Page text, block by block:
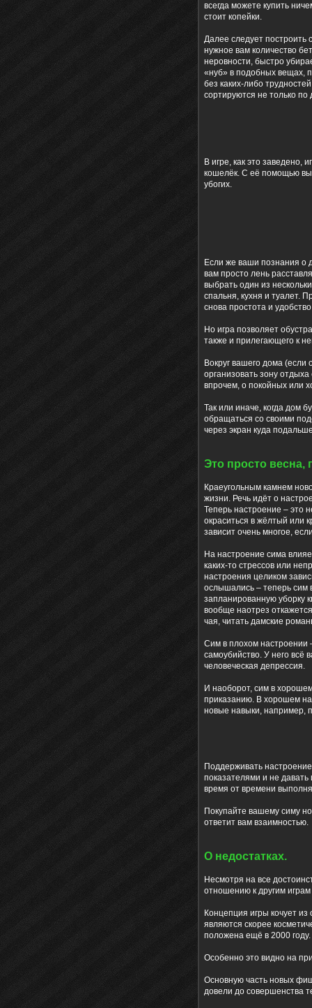
всегда можете купить
стоит копейки.
Далее следует
нужное вам количество
неровности, быстро
«нуб» в подобных вещах,
без каких-либо
сортируются не только
В игре, как это заведено,
кошелёк. С её помощью вы
убогих.
Если же ваши познания о
вам просто лень
выбрать один из
спальня, кухня и туалет.
снова простота и
Но игра позволяет
также и прилегающего к
Вокруг вашего дома (если
организовать зону
впрочем, о покойных или
Так или иначе, когда дом
обращаться со своими
через экран куда
Это просто
Краеугольным камнем
жизни. Речь идёт о
Теперь настроение – это
окраситься в жёлтый или
зависит очень многое,
На настроение сима
каких-то стрессов или
настроения целиком
ослышались – теперь сим
запланированную уборку
вообще наотрез
чая, читать дамские
Сим в плохом настроении
самоубийство. У него всё
человеческая депрессия.
И наоборот, сим в
приказанию. В хорошем
новые навыки, например,
Поддерживать
показателями и не
время от времени
Покупайте вашему симу
ответит вам взаимностью.
О недостатках.
Несмотря на все
отношению к другим
Концепция игры кочует
являются скорее
положена ещё в 2000 году.
Особенно это видно на
Основную часть новых
довели до совершенства